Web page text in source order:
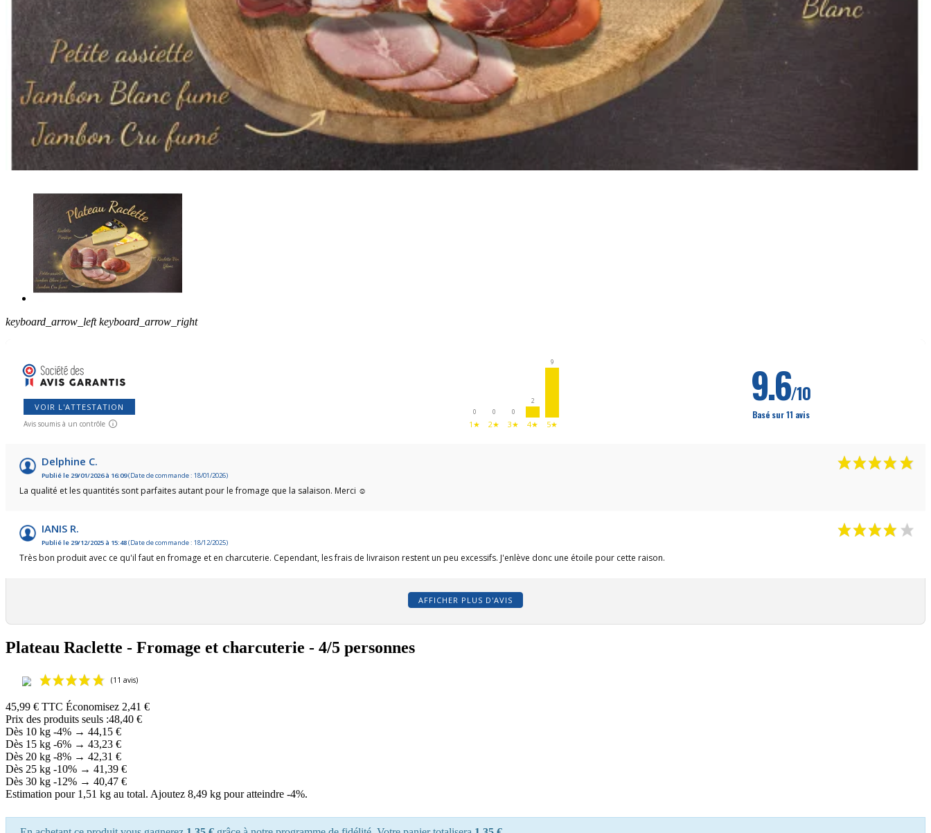
keyboard_arrow_left keyboard_arrow_right
VOIR L'ATTESTATION
Avis soumis à un contrôle
0
1★
0
2★
0
3★
2
4★
9
5★
9.6/10
Basé sur 11 avis
Delphine C.
Publié le 29/01/2026 à 16:09(Date de commande : 18/01/2026)
La qualité et les quantités sont parfaites autant pour le fromage que la salaison. Merci ☺️
IANIS R.
Publié le 29/12/2025 à 15:48(Date de commande : 18/12/2025)
Très bon produit avec ce qu'il faut en fromage et en charcuterie. Cependant, les frais de livraison restent un peu excessifs. J'enlève donc une étoile pour cette raison.
AFFICHER PLUS D'AVIS
Plateau Raclette - Fromage et charcuterie - 4/5 personnes
45,99 € TTC Économisez 2,41 €
Prix des produits seuls :48,40 €
Dès 10 kg -4% → 44,15 €
Dès 15 kg -6% → 43,23 €
Dès 20 kg -8% → 42,31 €
Dès 25 kg -10% → 41,39 €
Dès 30 kg -12% → 40,47 €
Estimation pour 1,51 kg au total. Ajoutez 8,49 kg pour atteindre -4%.